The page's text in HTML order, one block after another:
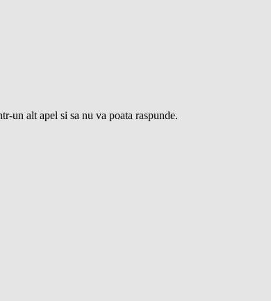
un alt apel si sa nu va poata raspunde.